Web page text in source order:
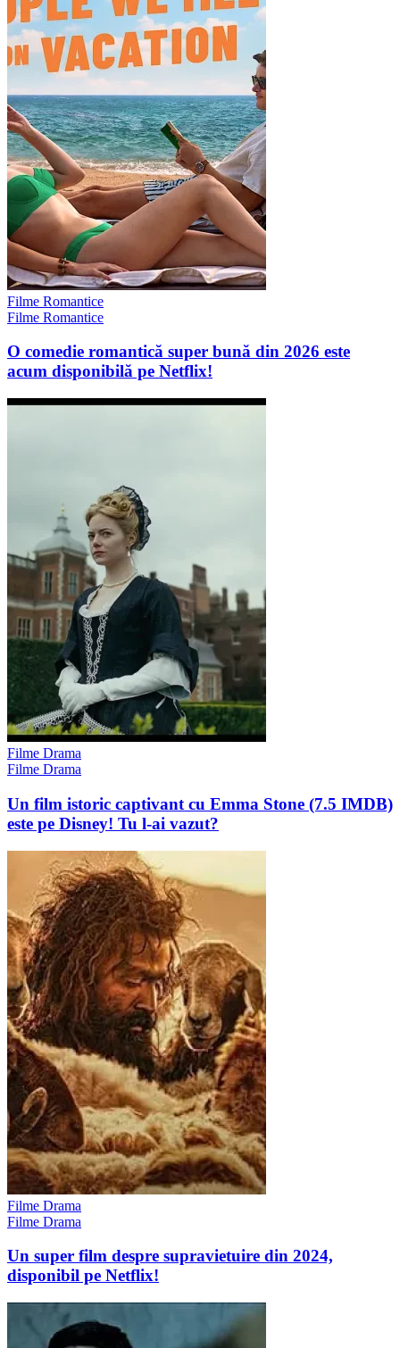
Filme Romantice
Filme Romantice
O comedie romantică super bună din 2026 este
acum disponibilă pe Netflix!
Filme Drama
Filme Drama
Un film istoric captivant cu Emma Stone (7.5 IMDB)
este pe Disney! Tu l-ai vazut?
Filme Drama
Filme Drama
Un super film despre supravietuire din 2024,
disponibil pe Netflix!